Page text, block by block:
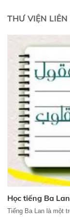
THƯ VIỆN
Học tiếng Ba
Tiếng Ba Lan là một